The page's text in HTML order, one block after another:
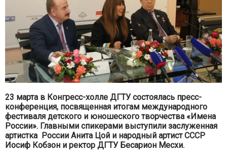
23 марта в Конгресс-холле ДГТУ состоялась пресс-
конференция, посвященная итогам международного
фестиваля детского и юношеского творчества «Имена
России». Главными спикерами выступили заслуженная
артистка России Анита Цой и народный артист СССР
Иосиф Кобзон и ректор ДГТУ Бесарион Месхи.